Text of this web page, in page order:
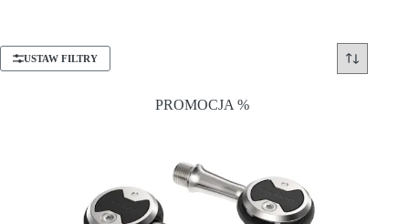
USTAW FILTRY
PROMOCJA %